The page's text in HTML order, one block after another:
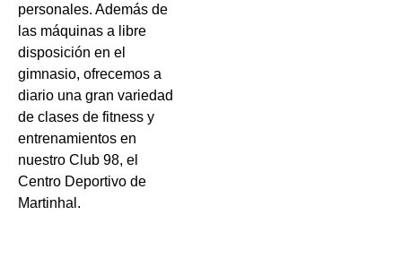
personales. Además de
las máquinas a libre
disposición en el
gimnasio, ofrecemos a
diario una gran variedad
de clases de fitness y
entrenamientos en
nuestro Club 98, el
Centro Deportivo de
Martinhal.